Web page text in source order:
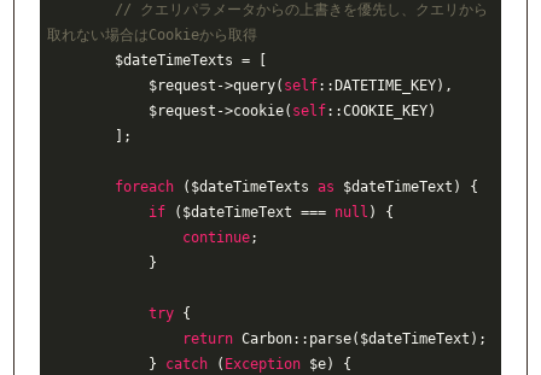
// クエリパラメータからの上書きを優先し、クエリから
取れない場合はCookieから取得
            $request->query(
self::DATETIME_KEY),
            $request->cookie(
self::COOKIE_KEY)
foreach ($dateTimeTexts as $dateTimeText) {
if ($dateTimeText === null ) {
continue;
try {
return Carbon::parse($dateTimeText);
            }
catch ( Exception $e) {